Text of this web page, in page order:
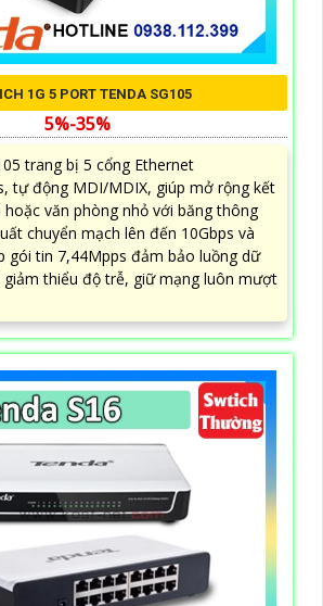
1G 5 PORT TENDA SG105
5%-35%
trang bị 5 cổng Ethernet
tự động MDI/MDIX, giúp mở rộng kết
văn phòng nhỏ với băng thông
chuyển mạch lên đến 10Gbps và
gói tin 7,44Mpps đảm bảo luồng dữ
giảm thiểu độ trễ, giữ mạng luôn mượt